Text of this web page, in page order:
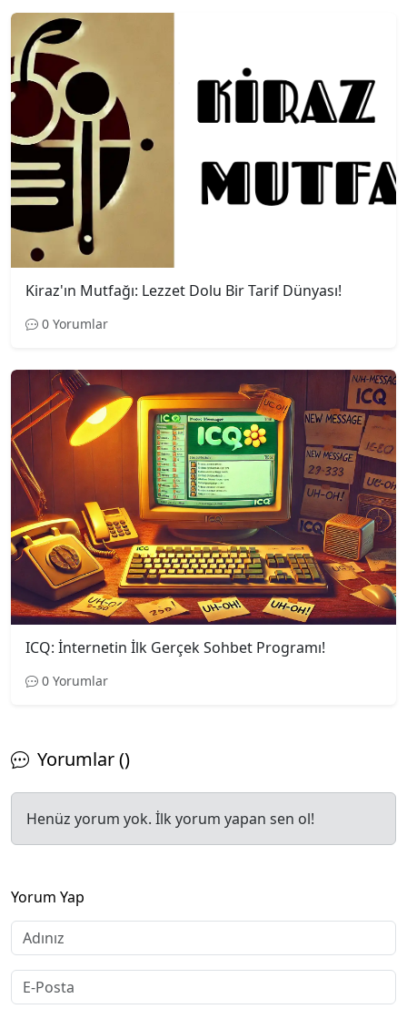
Kiraz'ın Mutfağı: Lezzet Dolu Bir Tarif Dünyası!
0 Yorumlar
ICQ: İnternetin İlk Gerçek Sohbet Programı!
0 Yorumlar
Yorumlar ()
Henüz yorum yok. İlk yorum yapan sen ol!
Yorum Yap